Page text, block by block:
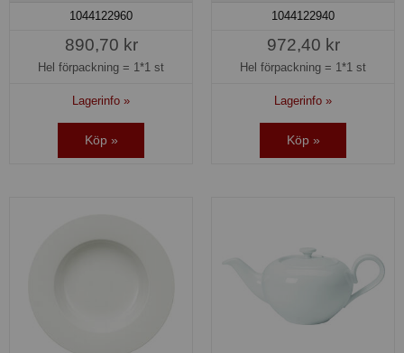
1044122960
890,70 kr
Hel förpackning = 1*1 st
Lagerinfo »
Köp »
1044122940
972,40 kr
Hel förpackning = 1*1 st
Lagerinfo »
Köp »